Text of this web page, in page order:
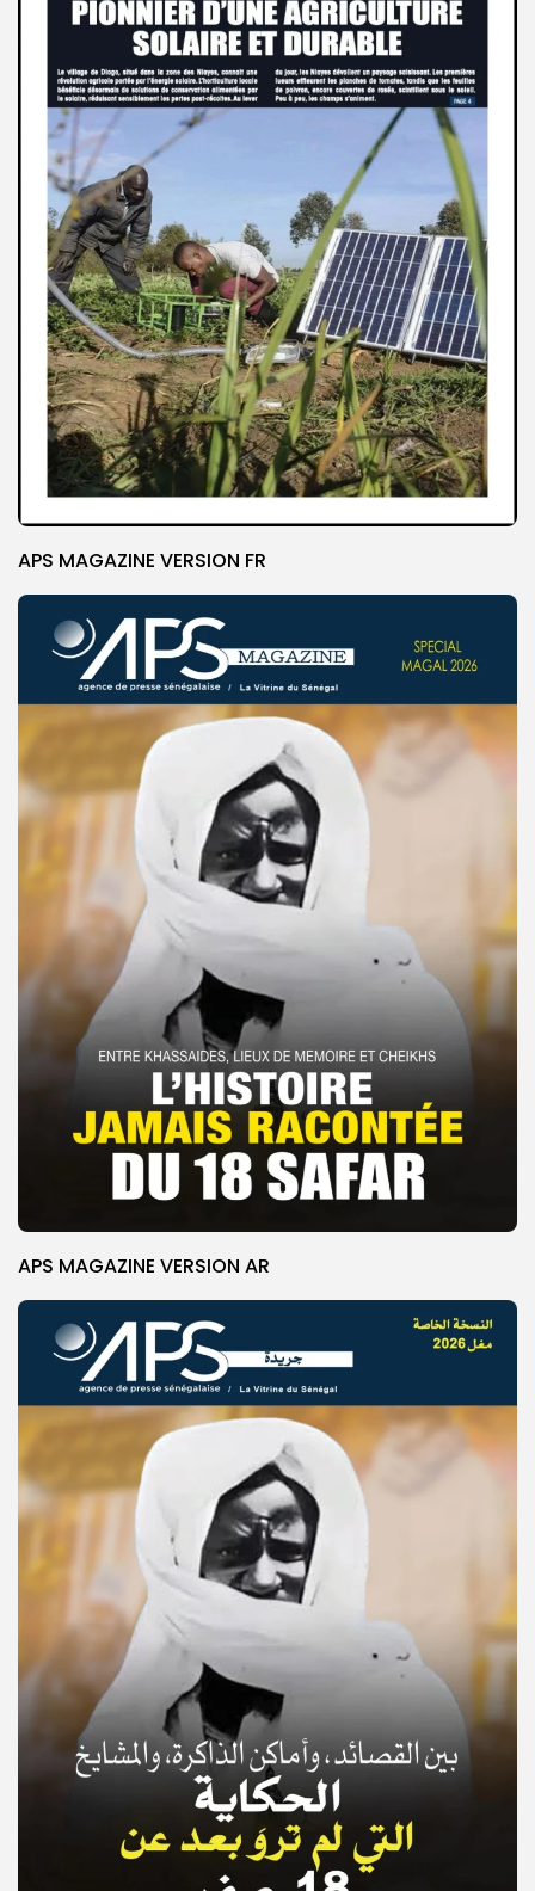
© Copyright 2025, APS
APS MAGAZINE VERSION FR
APS MAGAZINE VERSION AR